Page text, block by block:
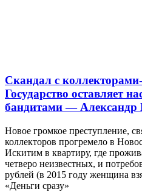
Скандал с
Государство оставляет
бандитами — Александр
Новое громкое преступление,
коллекторов прогремело в
Искитим в квартиру, где
четверо неизвестных, и
рублей (в 2015 году женщина
«Деньги сразу»